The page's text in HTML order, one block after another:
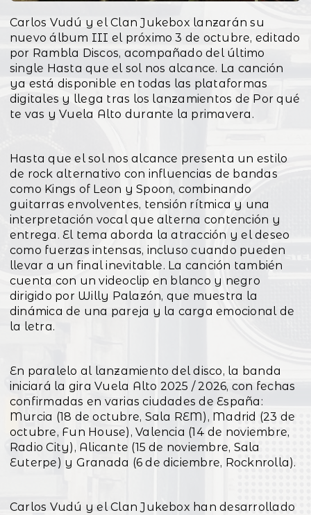
Carlos Vudú y el Clan Jukebox lanzarán su
nuevo álbum III el próximo 3 de octubre, editado
por Rambla Discos, acompañado del último
single Hasta que el sol nos alcance. La canción
ya está disponible en todas las plataformas
digitales y llega tras los lanzamientos de Por qué
te vas y Vuela Alto durante la primavera.
Hasta que el sol nos alcance presenta un estilo
de rock alternativo con influencias de bandas
como Kings of Leon y Spoon, combinando
guitarras envolventes, tensión rítmica y una
interpretación vocal que alterna contención y
entrega. El tema aborda la atracción y el deseo
como fuerzas intensas, incluso cuando pueden
llevar a un final inevitable. La canción también
cuenta con un videoclip en blanco y negro
dirigido por Willy Palazón, que muestra la
dinámica de una pareja y la carga emocional de
la letra.
En paralelo al lanzamiento del disco, la banda
iniciará la gira Vuela Alto 2025 / 2026, con fechas
confirmadas en varias ciudades de España:
Murcia (18 de octubre, Sala REM), Madrid (23 de
octubre, Fun House), Valencia (14 de noviembre,
Radio City), Alicante (15 de noviembre, Sala
Euterpe) y Granada (6 de diciembre, Rocknrolla).
Carlos Vudú y el Clan Jukebox han desarrollado